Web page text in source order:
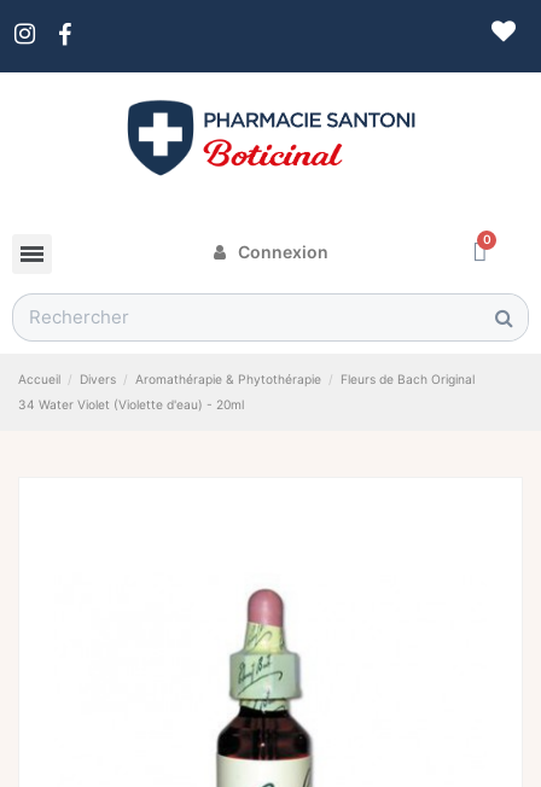
Connexion
Accueil Divers Aromathérapie & Phytothérapie
Fleurs de Bach Original
34 Water Violet (Violette d'eau) - 20ml